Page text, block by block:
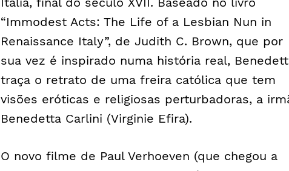
“Immodest Acts: The Life of a Lesbian Nun in
Renaissance Italy”, de Judith C. Brown, que por
sua vez é inspirado numa história real,
traça o retrato de uma freira católica que tem
visões eróticas e religiosas perturbadoras, a
Benedetta Carlini (Virginie Efira).
O novo filme de Paul Verhoeven (que chegou a